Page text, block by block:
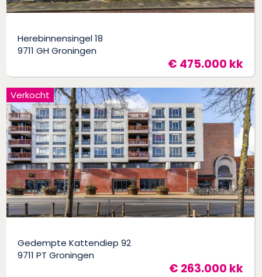
Herebinnensingel 18
9711 GH Groningen
€ 475.000 kk
Gedempte Kattendiep 92
9711 PT Groningen
€ 263.000 kk
Verkocht